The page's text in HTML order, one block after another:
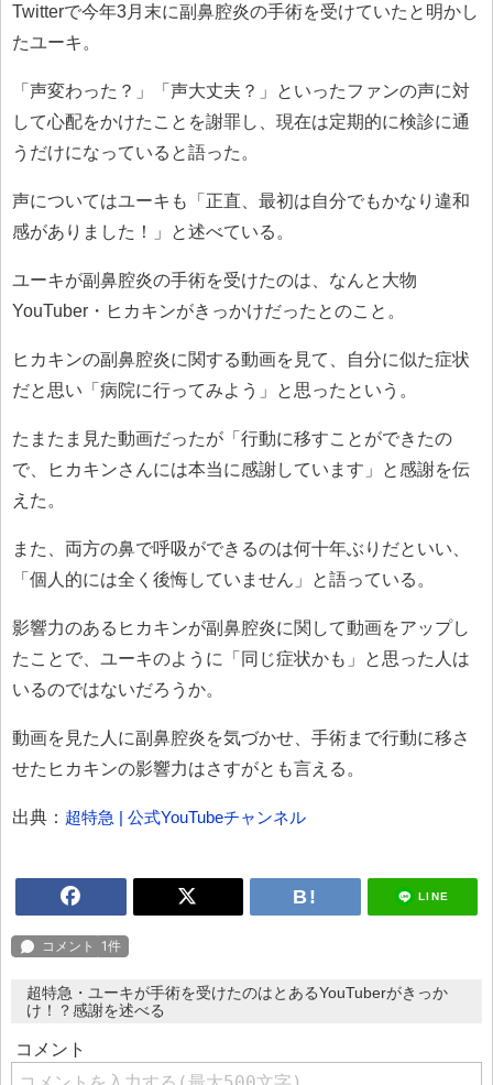
Twitterで今年3月末に副鼻腔炎の手術を受けていたと明かし
たユーキ。
「声変わった？」「声大丈夫？」といったファンの声に対
して心配をかけたことを謝罪し、現在は定期的に検診に通
うだけになっていると語った。
声についてはユーキも「正直、最初は自分でもかなり違和
感がありました！」と述べている。
ユーキが副鼻腔炎の手術を受けたのは、なんと大物
YouTuber・ヒカキンがきっかけだったとのこと。
ヒカキンの副鼻腔炎に関する動画を見て、自分に似た症状
だと思い「病院に行ってみよう」と思ったという。
たまたま見た動画だったが「行動に移すことができたの
で、ヒカキンさんには本当に感謝しています」と感謝を伝
えた。
また、両方の鼻で呼吸ができるのは何十年ぶりだといい、
「個人的には全く後悔していません」と語っている。
影響力のあるヒカキンが副鼻腔炎に関して動画をアップし
たことで、ユーキのように「同じ症状かも」と思った人は
いるのではないだろうか。
動画を見た人に副鼻腔炎を気づかせ、手術まで行動に移さ
せたヒカキンの影響力はさすがとも言える。
出典： 超特急 | 公式YouTubeチャンネル
LINE
超特急・ユーキが手術を受けたのはとあるYouTuberがきっか
け！？感謝を述べる